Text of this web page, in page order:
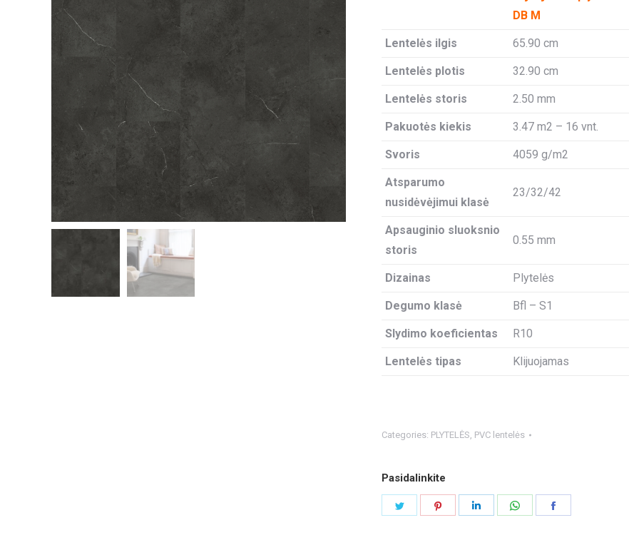
DB M
Lentelės ilgis 65.90 cm
Lentelės plotis 32.90 cm
Lentelės storis 2.50 mm
Pakuotės kiekis 3.47 m2 – 16 vnt.
Svoris 4059 g/m2
Atsparumo
nusidėvėjimui klasė
23/32/42
Apsauginio sluoksnio
storis
0.55 mm
Dizainas Plytelės
Degumo klasė Bfl – S1
Slydimo koeficientas R10
Lentelės tipas Klijuojamas
Categories: PLYTELĖS, PVC lentelės
Pasidalinkite
Share
Share